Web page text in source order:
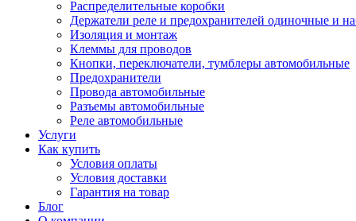
Распределительные коробки
Держатели реле и предохранителей одиночные и
Изоляция и монтаж
Клеммы для проводов
Кнопки, переключатели, тумблеры автомобильные
Предохранители
Провода автомобильные
Разъемы автомобильные
Реле автомобильные
Услуги
Как купить
Условия оплаты
Условия доставки
Гарантия на товар
Блог